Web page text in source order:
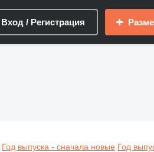
Вход / Регистрация
Год выпуска - сначала новые Год